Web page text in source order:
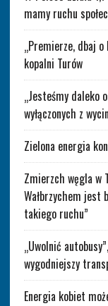
mamy ruchu
„Premierze, dbaj
kopalni Turów
„Jesteśmy daleko
wyłączonych z
Zielona energia
Zmierzch węgla w
Wałbrzychem jest
takiego ruchu”
„Uwolnić
wygodniejszy
Energia kobiet